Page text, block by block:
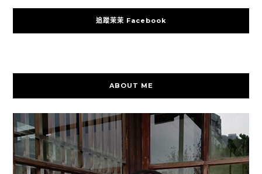
追蹤茉茉 Facebook
ABOUT ME